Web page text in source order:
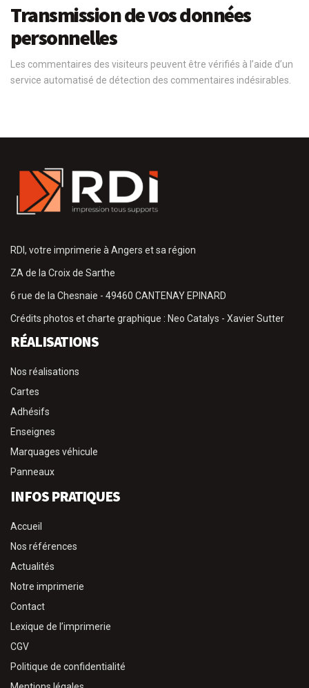
Transmission de vos données
personnelles
Les commentaires des visiteurs peuvent être vérifiés à l’aide d’un
service automatisé de détection des commentaires indésirables.
RDI, votre imprimerie à Angers et sa région
ZA de la Croix de Sarthe
6 rue de la Chesnaie - 49460 CANTENAY EPINARD
Crédits photos et charte graphique : Neo Catalys - Xavier Sutter
RÉALISATIONS
Nos réalisations
Cartes
Adhésifs
Enseignes
Marquages véhicule
Panneaux
INFOS PRATIQUES
Accueil
Nos références
Actualités
Notre imprimerie
Contact
Lexique de l’imprimerie
CGV
Politique de confidentialité